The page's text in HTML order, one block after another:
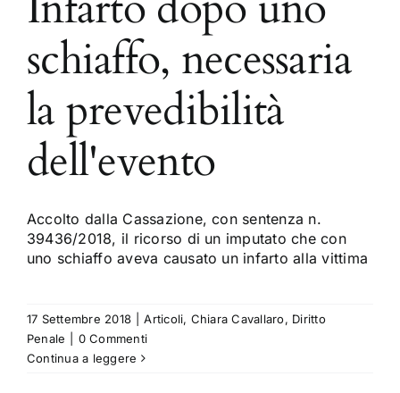
schiaffo, necessaria
la prevedibilità
dell'evento
Accolto dalla Cassazione, con sentenza n.
39436/2018, il ricorso di un imputato che con
uno schiaffo aveva causato un infarto alla vittima
17 Settembre 2018 Articoli, Chiara Cavallaro, Diritto
Penale
0 Commenti
Continua a leggere